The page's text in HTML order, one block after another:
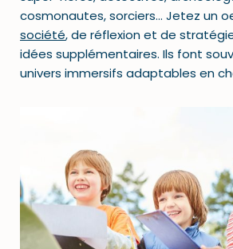
cosmonautes, sorciers… Jetez un
société, de réflexion et de
idées supplémentaires. Ils font
univers immersifs adaptables en